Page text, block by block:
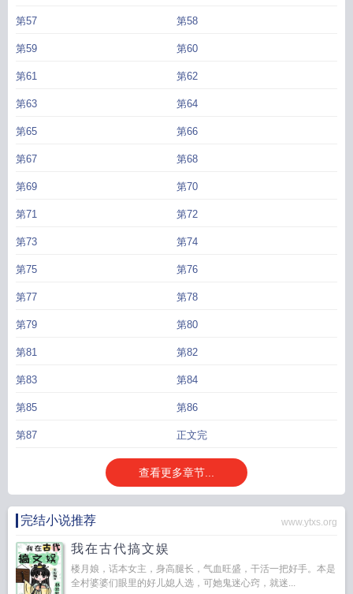
第57 第58
第59 第60
第61 第62
第63 第64
第65 第66
第67 第68
第69 第70
第71 第72
第73 第74
第75 第76
第77 第78
第79 第80
第81 第82
第83 第84
第85 第86
第87 正文完
查看更多章节...
完结小说推荐 www.ytxs.org
我在古代搞文娱
楼月娘，话本女主，身高腿长，气血旺盛，干活一把好手。本是
全村婆婆们眼里的好儿媳人选，可她鬼迷心窍，就迷...